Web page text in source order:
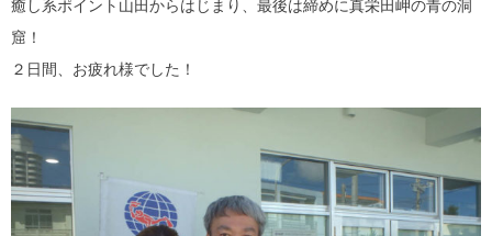
癒し系ポイント山田からはじまり、最後は締めに真栄田岬の青の洞
窟！
２日間、お疲れ様でした！